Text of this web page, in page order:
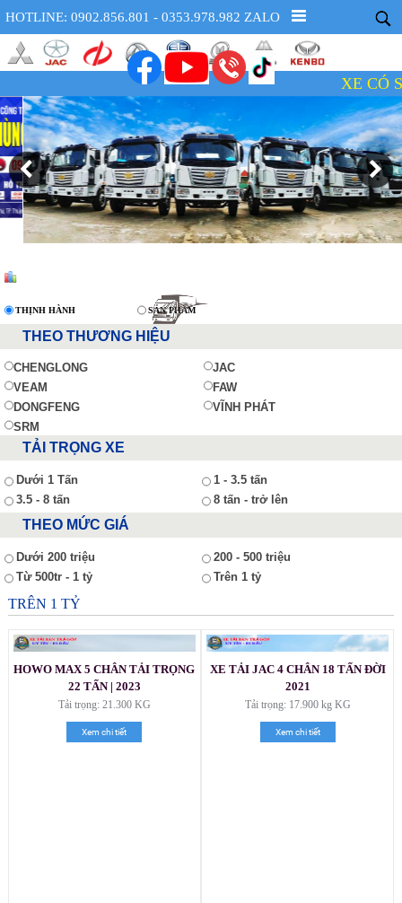
HOTLINE: 0902.856.801 - 0353.978.982 ZALO
XE CÓ
THỊNH HÀNH SẢN PHẨM
THEO THƯƠNG HIỆU
CHENGLONG
JAC
VEAM
FAW
DONGFENG
VĨNH PHÁT
SRM
TẢI TRỌNG XE
Dưới 1 Tấn
1 - 3.5 tấn
3.5 - 8 tấn
8 tấn - trở lên
THEO MỨC GIÁ
Dưới 200 triệu
200 - 500 triệu
Từ 500tr - 1 tỷ
Trên 1 tỷ
TRÊN 1 TỶ
HOWO MAX 5 CHÂN TẢI TRỌNG
22 TẤN | 2023
Tải trọng: 21.300 KG
Xem chi tiết
XE TẢI JAC 4 CHÂN 18 TẤN ĐỜI
2021
Tải trọng: 17.900 kg KG
Xem chi tiết